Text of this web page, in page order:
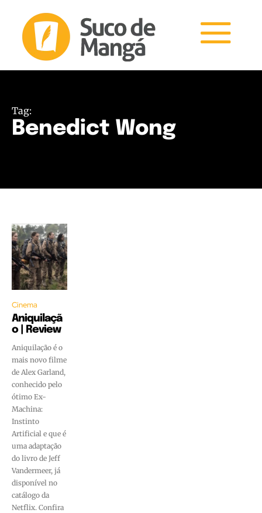
Tag:
Benedict Wong
Cinema
Aniquilaçã
o | Review
Aniquilação é o
mais novo filme
de Alex Garland,
conhecido pelo
ótimo Ex-
Machina:
Instinto
Artificial e que é
uma adaptação
do livro de Jeff
Vandermeer, já
disponível no
catálogo da
Netflix. Confira